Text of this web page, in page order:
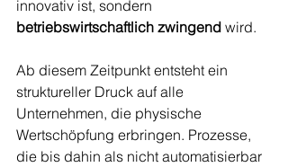
innovativ ist, sondern
betriebswirtschaftlich zwingend wird.
Ab diesem Zeitpunkt entsteht ein
struktureller Druck auf alle
Unternehmen, die physische
Wertschöpfung erbringen. Prozesse,
die bis dahin als nicht automatisierbar